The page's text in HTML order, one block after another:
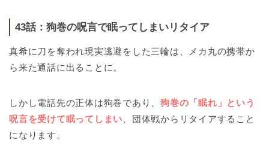
43話：狗巻の呪言で眠ってしまいリタイア
真希に刀を奪われ現実逃避をした三輪は、メカ丸の携帯か
ら来た通話に出ることに。
しかし電話先の正体は狗巻であり、狗巻の「眠れ」という
呪言を受けて眠ってしまい 、団体戦からリタイアすること
になります。